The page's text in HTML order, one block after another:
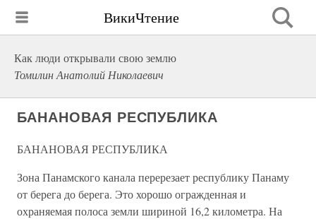
ВикиЧтение
Как люди открывали свою землю
Томилин Анатолий Николаевич
БАНАНОВАЯ РЕСПУБЛИКА
БАНАНОВАЯ РЕСПУБЛИКА
Зона Панамского канала перерезает республику Панаму
от берега до берега. Это хорошо огражденная и
охраняемая полоса земли шириной 16,2 километра. На